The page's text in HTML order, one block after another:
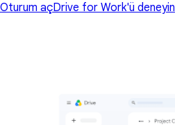
Oturum açDrive for Work'ü deneyin